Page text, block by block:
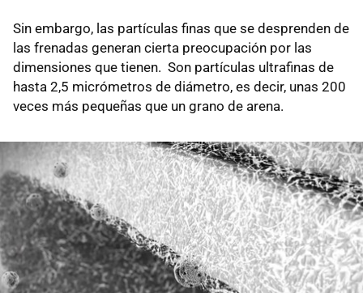
Sin embargo, las partículas finas que se desprenden de
las frenadas generan cierta preocupación por las
dimensiones que tienen. Son partículas ultrafinas de
hasta 2,5 micrómetros de diámetro, es decir, unas 200
veces más pequeñas que un grano de arena.